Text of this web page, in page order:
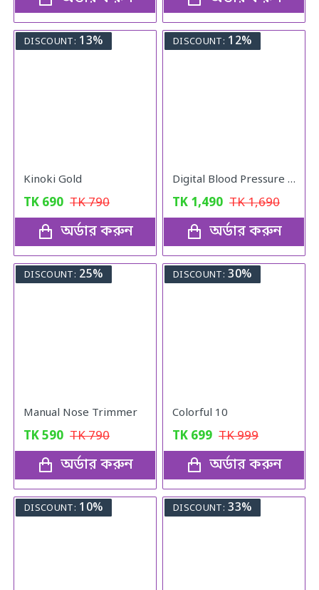
DISCOUNT: 13%
Kinoki Gold
TK 690 TK790
অর্ডার করুন
DISCOUNT: 12%
Digital Blood Pressure Monitor
TK 1,490 TK1,690
অর্ডার করুন
DISCOUNT: 25%
Manual Nose Trimmer
TK590 TK790
অর্ডার করুন
DISCOUNT: 30%
Colorful 10
TK 699 TK999
অর্ডার করুন
DISCOUNT: 10% DISCOUNT: 33%